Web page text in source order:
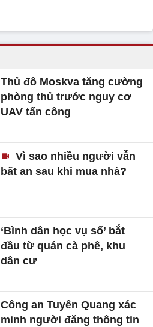
Thủ đô Moskva tăng cường
phòng thủ trước nguy cơ
UAV tấn công
Vì sao nhiều người vẫn
bất an sau khi mua nhà?
‘Bình dân học vụ số’ bắt
đầu từ quán cà phê, khu
dân cư
Công an Tuyên Quang xác
minh người đăng thông tin